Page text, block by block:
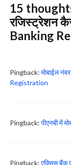
15
रजिस्ट्रेशन
Banking
Pingback: मोबाईल
Registration
Pingback: पीएनबी में
Pingback: एक्सिस बैंक